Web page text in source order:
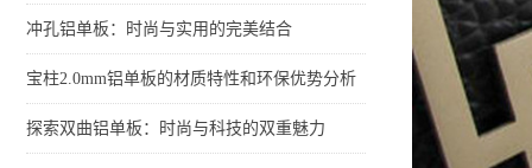
冲孔铝单板：时尚与实用的完美结合
宝柱2.0mm铝单板的材质特性和环保优势分析
探索双曲铝单板：时尚与科技的双重魅力